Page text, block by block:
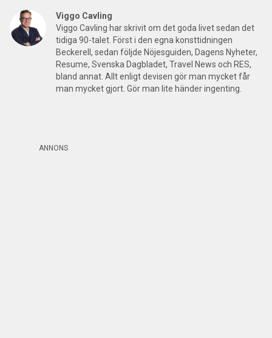
Viggo Cavling
Viggo Cavling har skrivit om det goda livet sedan det
tidiga 90-talet. Först i den egna konsttidningen
Beckerell, sedan följde Nöjesguiden, Dagens Nyheter,
Resume, Svenska Dagbladet, Travel News och RES,
bland annat. Allt enligt devisen gör man mycket får
man mycket gjort. Gör man lite händer ingenting.
ANNONS